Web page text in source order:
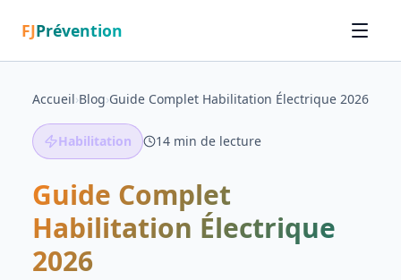
FJPrévention
Accueil›Blog›Guide Complet Habilitation Électrique 2026
Habilitation 14 min de lecture
Guide Complet
Habilitation Électrique
2026